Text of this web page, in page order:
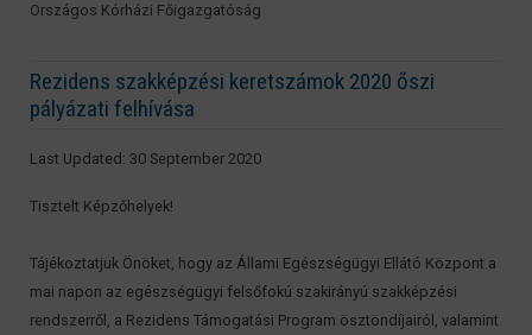
Országos Kórházi Főigazgatóság
Rezidens szakképzési keretszámok 2020 őszi
pályázati felhívása
Last Updated: 30 September 2020
Tisztelt Képzőhelyek!
Tájékoztatjuk Önöket, hogy az Állami Egészségügyi Ellátó Központ a
mai napon az egészségügyi felsőfokú szakirányú szakképzési
rendszerről, a Rezidens Támogatási Program ösztöndíjairól, valamint